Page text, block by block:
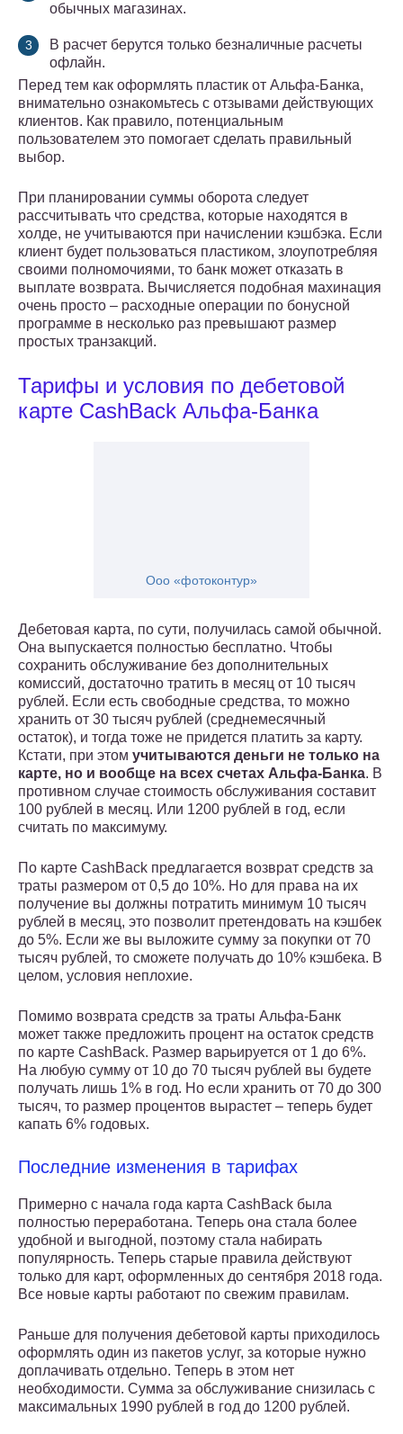
обычных магазинах.
В расчет берутся только безналичные расчеты
офлайн.
Перед тем как оформлять пластик от Альфа-Банка,
внимательно ознакомьтесь с отзывами действующих
клиентов. Как правило, потенциальным
пользователем это помогает сделать правильный
выбор.
При планировании суммы оборота следует
рассчитывать что средства, которые находятся в
холде, не учитываются при начислении кэшбэка. Если
клиент будет пользоваться пластиком, злоупотребляя
своими полномочиями, то банк может отказать в
выплате возврата. Вычисляется подобная махинация
очень просто – расходные операции по бонусной
программе в несколько раз превышают размер
простых транзакций.
Тарифы и условия по дебетовой
карте CashBack Альфа-Банка
Ооо «фотоконтур»
Дебетовая карта, по сути, получилась самой обычной.
Она выпускается полностью бесплатно. Чтобы
сохранить обслуживание без дополнительных
комиссий, достаточно тратить в месяц от 10 тысяч
рублей. Если есть свободные средства, то можно
хранить от 30 тысяч рублей (среднемесячный
остаток), и тогда тоже не придется платить за карту.
Кстати, при этом учитываются деньги не только на
карте, но и вообще на всех счетах Альфа-Банка. В
противном случае стоимость обслуживания составит
100 рублей в месяц. Или 1200 рублей в год, если
считать по максимуму.
По карте CashBack предлагается возврат средств за
траты размером от 0,5 до 10%. Но для права на их
получение вы должны потратить минимум 10 тысяч
рублей в месяц, это позволит претендовать на кэшбек
до 5%. Если же вы выложите сумму за покупки от 70
тысяч рублей, то сможете получать до 10% кэшбека. В
целом, условия неплохие.
Помимо возврата средств за траты Альфа-Банк
может также предложить процент на остаток средств
по карте CashBack. Размер варьируется от 1 до 6%.
На любую сумму от 10 до 70 тысяч рублей вы будете
получать лишь 1% в год. Но если хранить от 70 до 300
тысяч, то размер процентов вырастет – теперь будет
капать 6% годовых.
Последние изменения в тарифах
Примерно с начала года карта CashBack была
полностью переработана. Теперь она стала более
удобной и выгодной, поэтому стала набирать
популярность. Теперь старые правила действуют
только для карт, оформленных до сентября 2018 года.
Все новые карты работают по свежим правилам.
Раньше для получения дебетовой карты приходилось
оформлять один из пакетов услуг, за которые нужно
доплачивать отдельно. Теперь в этом нет
необходимости. Сумма за обслуживание снизилась с
максимальных 1990 рублей в год до 1200 рублей.